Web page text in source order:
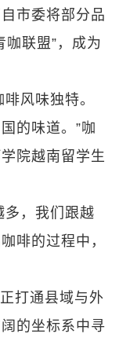
市委将部分品
咖联盟”，成为
风味独特。
的味道。”咖
院越南留学生
多，我们跟越
啡的过程中，
打通县域与外
的坐标系中寻